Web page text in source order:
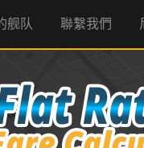
舰队 聯繫我們